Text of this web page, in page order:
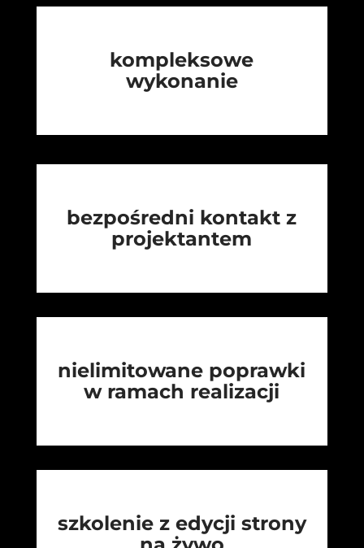
kompleksowe
wykonanie
bezpośredni kontakt z
projektantem
nielimitowane poprawki
w ramach realizacji
szkolenie z edycji strony